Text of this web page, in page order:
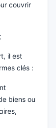
couvrir
il est
clés :
biens ou